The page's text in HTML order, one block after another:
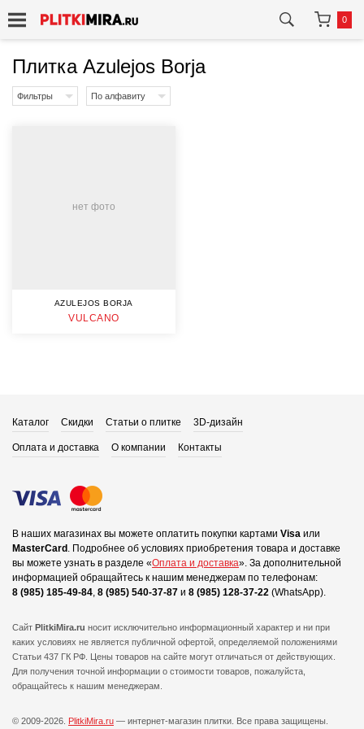
0
Плитка Azulejos Borja
Фильтры По алфавиту
нет фото
AZULEJOS BORJA
VULCANO
Каталог Скидки Статьи о плитке 3D-дизайн
Оплата и доставка О компании Контакты
В наших магазинах вы можете оплатить покупки картами Visa или
MasterCard Подробнее об условиях приобретения товара и доставке
вы можете узнать в разделе «Оплата и доставка». За дополнительной
информацией обращайтесь к нашим менеджерам по телефонам:
8 (985) 185-49-84 8 (985) 540-37-87 и 8 (985) 128-37-22 (WhatsApp).
Сайт PlitkiMira.ru носит исключительно информационный характер и ни при
каких условиях не является публичной офертой, определяемой положениями
Статьи 437 ГК РФ. Цены товаров на сайте могут отличаться от действующих.
Для получения точной информации о стоимости товаров, пожалуйста,
обращайтесь к нашим менеджерам.
© 2009-2026. PlitkiMira.ru — интернет-магазин плитки. Все права защищены.